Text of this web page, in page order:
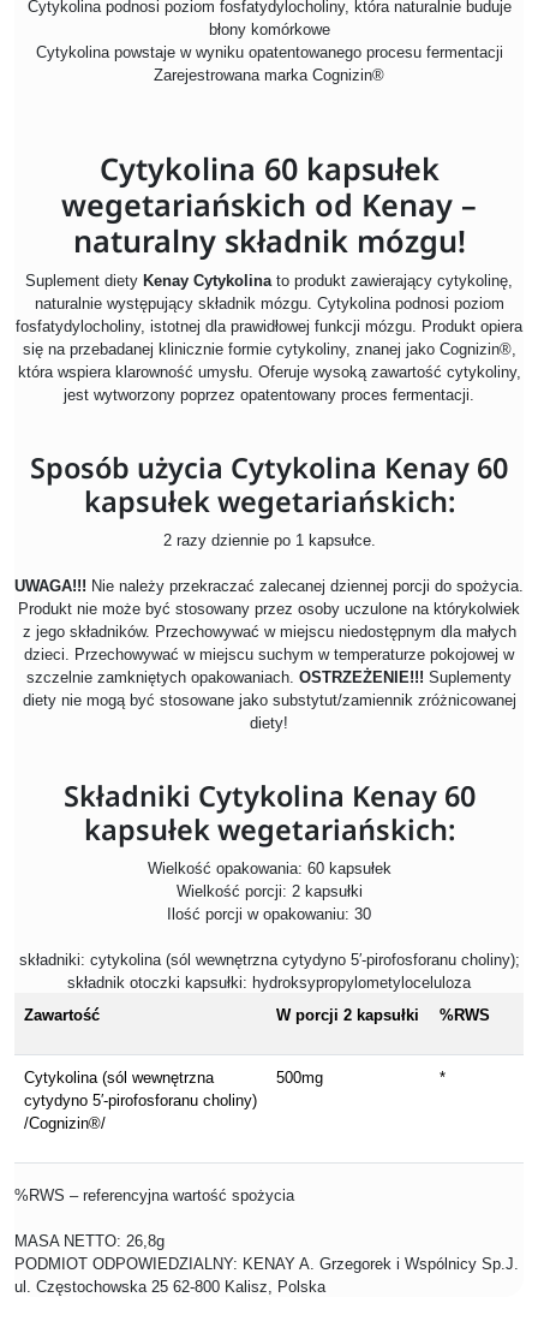
Cytykolina podnosi poziom fosfatydylocholiny, która naturalnie buduje
błony komórkowe
Cytykolina powstaje w wyniku opatentowanego procesu fermentacji
Zarejestrowana marka Cognizin®
Cytykolina 60 kapsułek
wegetariańskich od Kenay –
naturalny składnik mózgu!
Suplement diety Kenay Cytykolinato produkt zawierający cytykolinę,
naturalnie występujący składnik mózgu. Cytykolina podnosi poziom
fosfatydylocholiny, istotnej dla prawidłowej funkcji mózgu. Produkt opiera
się na przebadanej klinicznie formie cytykoliny, znanej jako Cognizin®,
która wspiera klarowność umysłu. Oferuje wysoką zawartość cytykoliny,
jest wytworzony poprzez opatentowany proces fermentacji.
Sposób użycia Cytykolina Kenay 60
kapsułek wegetariańskich:
2 razy dziennie po 1 kapsułce.
UWAGA!!! Nie należy przekraczać zalecanej dziennej porcji do spożycia.
Produkt nie może być stosowany przez osoby uczulone na którykolwiek
z jego składników. Przechowywać w miejscu niedostępnym dla małych
dzieci. Przechowywać w miejscu suchym w temperaturze pokojowej w
szczelnie zamkniętych opakowaniach. OSTRZEŻENIE!!! Suplementy
diety nie mogą być stosowane jako substytut/zamiennik zróżnicowanej
diety!
Składniki Cytykolina Kenay 60
kapsułek wegetariańskich:
Wielkość opakowania: 60 kapsułek
Wielkość porcji: 2 kapsułki
Ilość porcji w opakowaniu: 30
składniki: cytykolina (sól wewnętrzna cytydyno 5′-pirofosforanu choliny);
składnik otoczki kapsułki: hydroksypropylometyloceluloza
Zawartość
W porcji 2 kapsułki %RWS
Cytykolina (sól wewnętrzna
cytydyno 5′-pirofosforanu choliny)
/Cognizin®/
500mg *
%RWS – referencyjna wartość spożycia
MASA NETTO: 26,8g
PODMIOT ODPOWIEDZIALNY: KENAY A. Grzegorek i Wspólnicy Sp.J.
ul. Częstochowska 25 62-800 Kalisz, Polska